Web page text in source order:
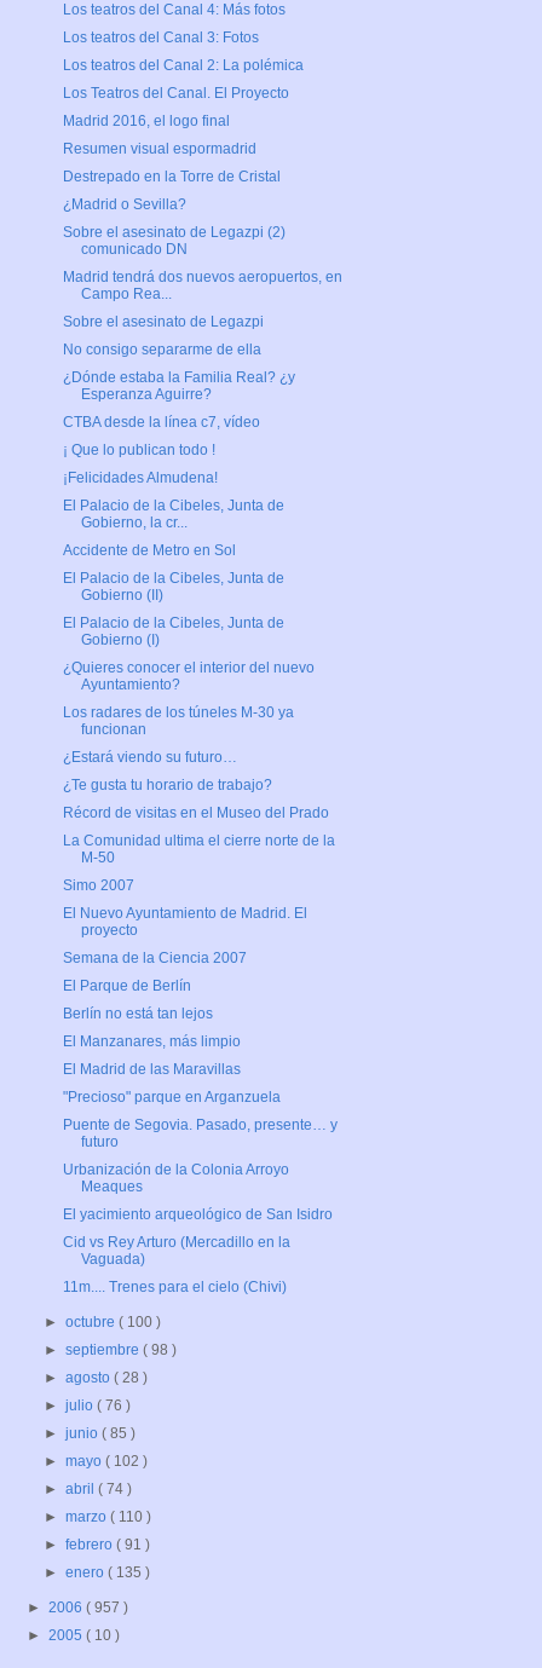
Los teatros del Canal 4: Más fotos
Los teatros del Canal 3: Fotos
Los teatros del Canal 2: La polémica
Los Teatros del Canal. El Proyecto
Madrid 2016, el logo final
Resumen visual espormadrid
Destrepado en la Torre de Cristal
¿Madrid o Sevilla?
Sobre el asesinato de Legazpi (2)
comunicado DN
Madrid tendrá dos nuevos aeropuertos, en
Campo Rea...
Sobre el asesinato de Legazpi
No consigo separarme de ella
¿Dónde estaba la Familia Real? ¿y
Esperanza Aguirre?
CTBA desde la línea c7, vídeo
¡ Que lo publican todo !
¡Felicidades Almudena!
El Palacio de la Cibeles, Junta de
Gobierno, la cr...
Accidente de Metro en Sol
El Palacio de la Cibeles, Junta de
Gobierno (II)
El Palacio de la Cibeles, Junta de
Gobierno (I)
¿Quieres conocer el interior del nuevo
Ayuntamiento?
Los radares de los túneles M-30 ya
funcionan
¿Estará viendo su futuro…
¿Te gusta tu horario de trabajo?
Récord de visitas en el Museo del Prado
La Comunidad ultima el cierre norte de la
M-50
Simo 2007
El Nuevo Ayuntamiento de Madrid. El
proyecto
Semana de la Ciencia 2007
El Parque de Berlín
Berlín no está tan lejos
El Manzanares, más limpio
El Madrid de las Maravillas
"Precioso" parque en Arganzuela
Puente de Segovia. Pasado, presente… y
futuro
Urbanización de la Colonia Arroyo
Meaques
El yacimiento arqueológico de San Isidro
Cid vs Rey Arturo (Mercadillo en la
Vaguada)
11m.... Trenes para el cielo (Chivi)
►octubre( 100 )
►septiembre( 98 )
►agosto( 28 )
►julio( 76 )
►junio( 85 )
►mayo( 102 )
►abril( 74 )
►marzo( 110 )
►febrero( 91 )
►enero( 135 )
► 2006 ( 957 )
► 2005 ( 10 )